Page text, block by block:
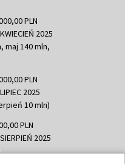
PLN
2025
maj 140 mln,
PLN
2025
10 mln)
PLN
2025